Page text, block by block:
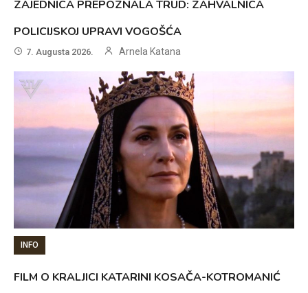
ZAJEDNICA PREPOZNALA TRUD: ZAHVALNICA
POLICIJSKOJ UPRAVI VOGOŠĆA
7. Augusta 2026. Arnela Katana
INFO
FILM O KRALJICI KATARINI KOSAČA-KOTROMANIĆ